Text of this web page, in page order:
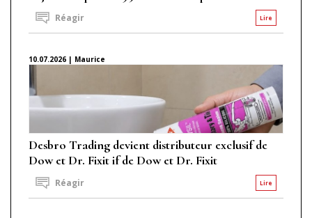
Lire
Réagir
10.07.2026 | Maurice
Desbro Trading devient distributeur exclusif de
Dow et Dr. Fixit if de Dow et Dr. Fixit
Lire
Réagir